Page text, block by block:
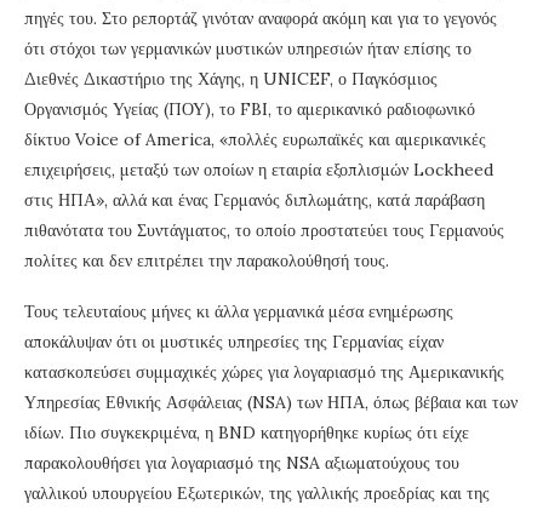
πηγές του. Στο ρεπορτάζ γινόταν αναφορά ακόμη και για το γεγονός
ότι στόχοι των γερμανικών μυστικών υπηρεσιών ήταν επίσης το
Διεθνές Δικαστήριο της Χάγης, η UNICEF, ο Παγκόσμιος
Οργανισμός Υγείας (ΠΟΥ), το FBI, το αμερικανικό ραδιοφωνικό
δίκτυο Voice of America, «πολλές ευρωπαϊκές και αμερικανικές
επιχειρήσεις, μεταξύ των οποίων η εταιρία εξοπλισμών Lockheed
στις ΗΠΑ», αλλά και ένας Γερμανός διπλωμάτης, κατά παράβαση
πιθανότατα του Συντάγματος, το οποίο προστατεύει τους Γερμανούς
πολίτες και δεν επιτρέπει την παρακολούθησή τους.
Τους τελευταίους μήνες κι άλλα γερμανικά μέσα ενημέρωσης
αποκάλυψαν ότι οι μυστικές υπηρεσίες της Γερμανίας είχαν
κατασκοπεύσει συμμαχικές χώρες για λογαριασμό της Αμερικανικής
Υπηρεσίας Εθνικής Ασφάλειας (NSA) των ΗΠΑ, όπως βέβαια και των
ιδίων. Πιο συγκεκριμένα, η BND κατηγορήθηκε κυρίως ότι είχε
παρακολουθήσει για λογαριασμό της NSA αξιωματούχους του
γαλλικού υπουργείου Εξωτερικών, της γαλλικής προεδρίας και της